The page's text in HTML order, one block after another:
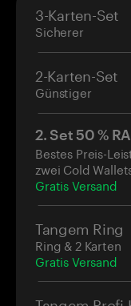
bestellen
Landet in
Gutschrift
nach
3-Karten-Set
Sicherer
2-Karten-Set
Günstiger
2. Set 50 %
Bestes Preis-
zwei Cold
Gratis Versand
Tangem Ring
Ring & 2 Karten
Gratis Versand